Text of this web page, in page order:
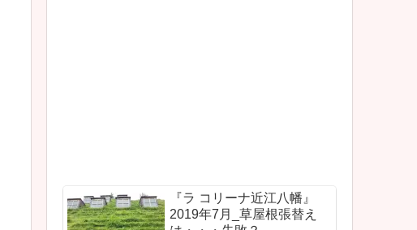
『ラ コリーナ近江八幡』
2019年7月_草屋根張替え